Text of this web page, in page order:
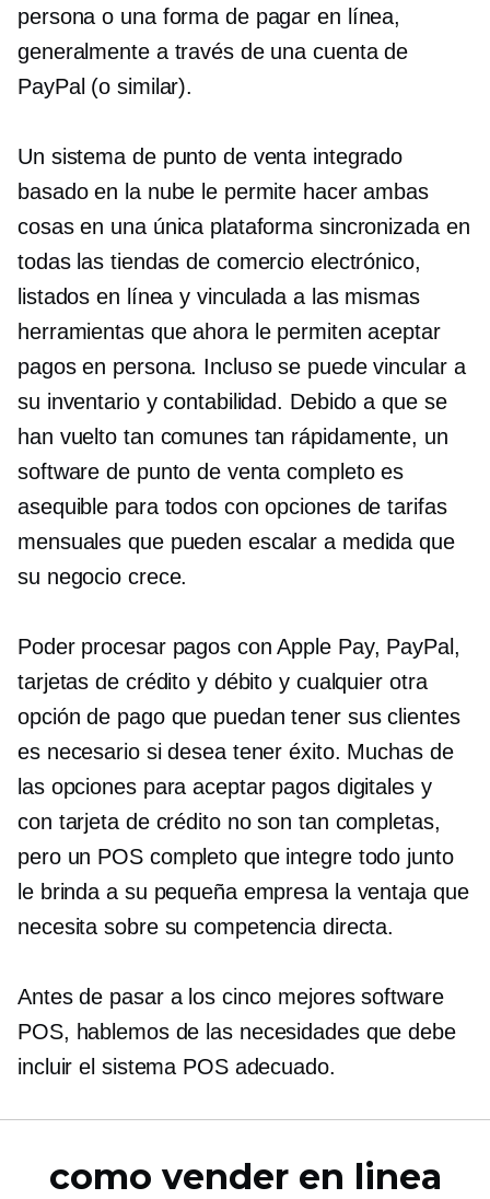
persona o una forma de pagar en línea,
generalmente a través de una cuenta de
PayPal (o similar).
Un sistema de punto de venta integrado
basado en la nube le permite hacer ambas
cosas en una única plataforma sincronizada en
todas las tiendas de comercio electrónico,
listados en línea y vinculada a las mismas
herramientas que ahora le permiten aceptar
pagos en persona. Incluso se puede vincular a
su inventario y contabilidad. Debido a que se
han vuelto tan comunes tan rápidamente, un
software de punto de venta completo es
asequible para todos con opciones de tarifas
mensuales que pueden escalar a medida que
su negocio crece.
Poder procesar pagos con Apple Pay, PayPal,
tarjetas de crédito y débito y cualquier otra
opción de pago que puedan tener sus clientes
es necesario si desea tener éxito. Muchas de
las opciones para aceptar pagos digitales y
con tarjeta de crédito no son tan completas,
pero un POS completo que integre todo junto
le brinda a su pequeña empresa la ventaja que
necesita sobre su competencia directa.
Antes de pasar a los cinco mejores software
POS, hablemos de las necesidades que debe
incluir el sistema POS adecuado.
como vender en linea